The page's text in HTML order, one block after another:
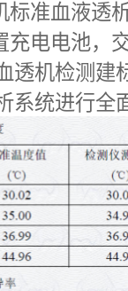
标准血液透
充电电池，
透机检测建
系统进行全